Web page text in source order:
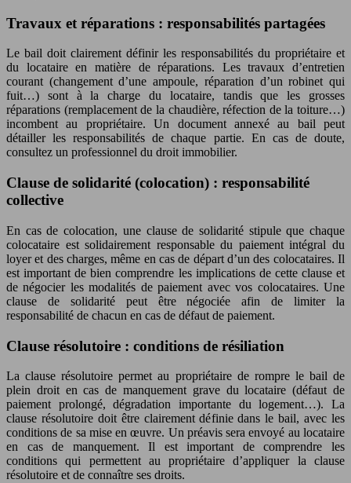
Travaux et réparations : responsabilités partagées
Le bail doit clairement définir les responsabilités du propriétaire et
du locataire en matière de réparations. Les travaux d’entretien
courant (changement d’une ampoule, réparation d’un robinet qui
fuit…) sont à la charge du locataire, tandis que les grosses
réparations (remplacement de la chaudière, réfection de la toiture…)
incombent au propriétaire. Un document annexé au bail peut
détailler les responsabilités de chaque partie. En cas de doute,
consultez un professionnel du droit immobilier.
Clause de solidarité (colocation) : responsabilité
collective
En cas de colocation, une clause de solidarité stipule que chaque
colocataire est solidairement responsable du paiement intégral du
loyer et des charges, même en cas de départ d’un des colocataires. Il
est important de bien comprendre les implications de cette clause et
de négocier les modalités de paiement avec vos colocataires. Une
clause de solidarité peut être négociée afin de limiter la
responsabilité de chacun en cas de défaut de paiement.
Clause résolutoire : conditions de résiliation
La clause résolutoire permet au propriétaire de rompre le bail de
plein droit en cas de manquement grave du locataire (défaut de
paiement prolongé, dégradation importante du logement…). La
clause résolutoire doit être clairement définie dans le bail, avec les
conditions de sa mise en œuvre. Un préavis sera envoyé au locataire
en cas de manquement. Il est important de comprendre les
conditions qui permettent au propriétaire d’appliquer la clause
résolutoire et de connaître ses droits.